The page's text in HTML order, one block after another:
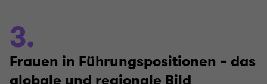
3.
Frauen in Führungspositionen – das